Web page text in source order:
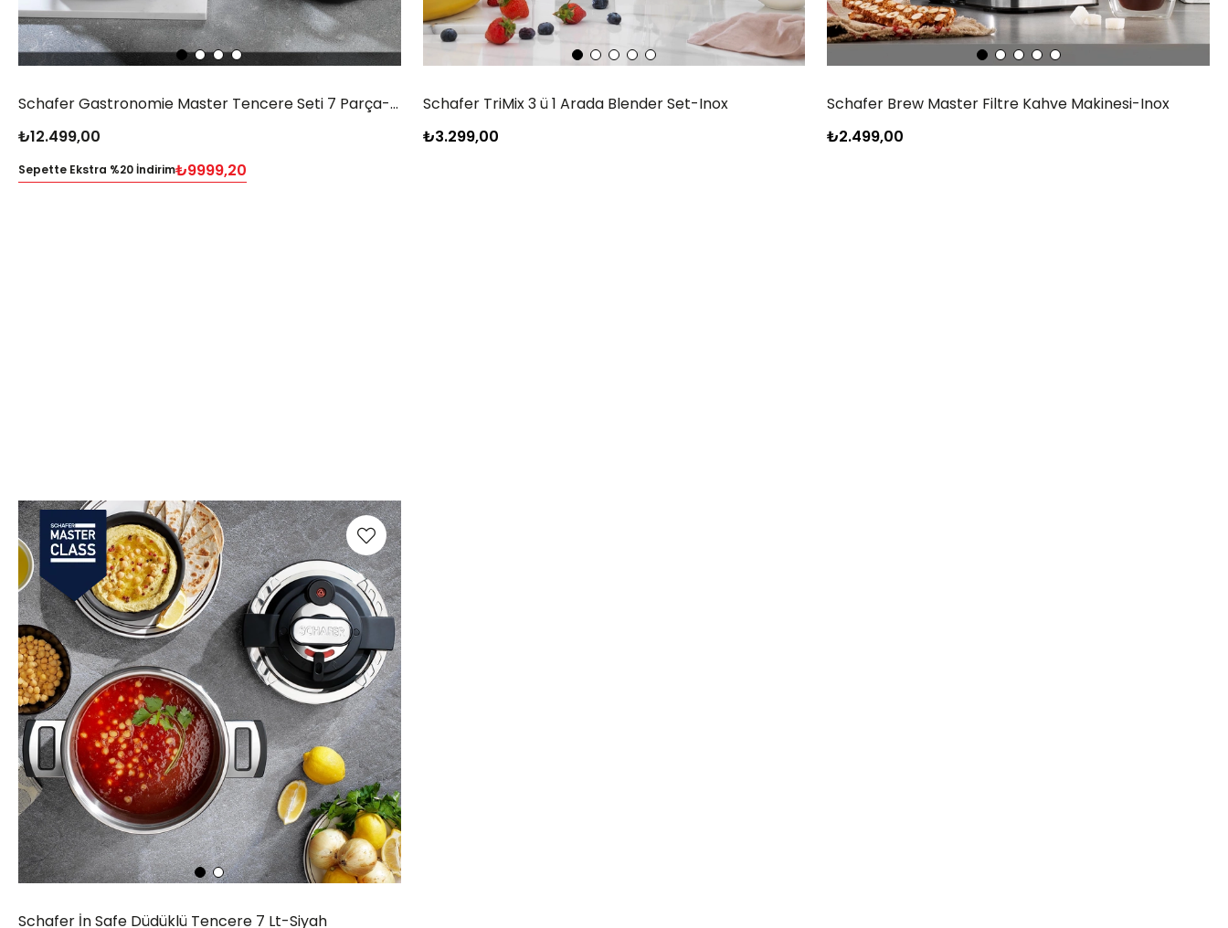
Schafer Gastronomie Master Tencere Seti 7 Parça-Siyah
₺12.499,00
Sepette Ekstra %20 İndirim₺9999,20
Schafer TriMix 3 ü 1 Arada Blender Set-Inox
₺3.299,00
Schafer Brew Master Filtre Kahve Makinesi-Inox
₺2.499,00
Schafer İn Safe Düdüklü Tencere 7 Lt-Siyah